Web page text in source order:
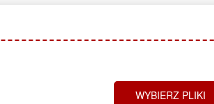
WYBIERZ PLIKI